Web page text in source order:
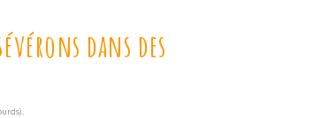
dans des